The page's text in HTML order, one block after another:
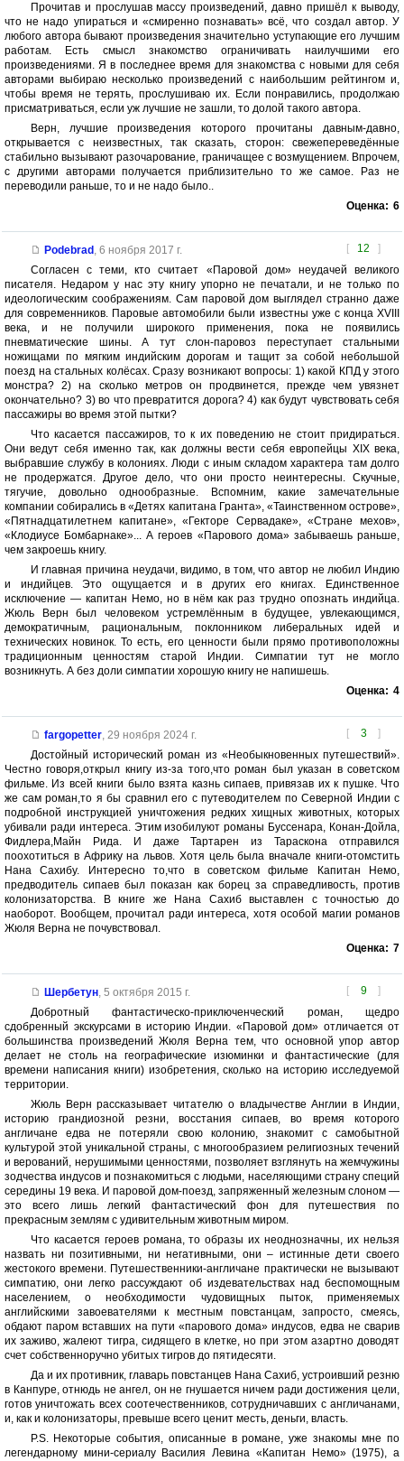
Прочитав и прослушав массу произведений, давно пришёл к выводу,
что не надо упираться и «смиренно познавать» всё, что создал автор. У
любого автора бывают произведения значительно уступающие его лучшим
работам. Есть смысл знакомство ограничивать наилучшими его
произведениями. Я в последнее время для знакомства с новыми для себя
авторами выбираю несколько произведений с наибольшим рейтингом и,
чтобы время не терять, прослушиваю их. Если понравились, продолжаю
присматриваться, если уж лучшие не зашли, то долой такого автора.
Верн, лучшие произведения которого прочитаны давным-давно,
открывается с неизвестных, так сказать, сторон: свежепереведённые
стабильно вызывают разочарование, граничащее с возмущением. Впрочем,
с другими авторами получается приблизительно то же самое. Раз не
переводили раньше, то и не надо было..
Оценка: 6
[ 12 ]
Podebrad , 6 ноября 2017 г.
Согласен с теми, кто считает «Паровой дом» неудачей великого
писателя. Недаром у нас эту книгу упорно не печатали, и не только по
идеологическим соображениям. Сам паровой дом выглядел странно даже
для современников. Паровые автомобили были известны уже с конца XVIII
века, и не получили широкого применения, пока не появились
пневматические шины. А тут слон-паровоз переступает стальными
ножищами по мягким индийским дорогам и тащит за собой небольшой
поезд на стальных колёсах. Сразу возникают вопросы: 1) какой КПД у этого
монстра? 2) на сколько метров он продвинется, прежде чем увязнет
окончательно? 3) во что превратится дорога? 4) как будут чувствовать себя
пассажиры во время этой пытки?
Что касается пассажиров, то к их поведению не стоит придираться.
Они ведут себя именно так, как должны вести себя европейцы XIX века,
выбравшие службу в колониях. Люди с иным складом характера там долго
не продержатся. Другое дело, что они просто неинтересны. Скучные,
тягучие, довольно однообразные. Вспомним, какие замечательные
компании собирались в «Детях капитана Гранта», «Таинственном острове»,
«Пятнадцатилетнем капитане», «Гекторе Сервадаке», «Стране мехов»,
«Клодиусе Бомбарнаке»... А героев «Парового дома» забываешь раньше,
чем закроешь книгу.
И главная причина неудачи, видимо, в том, что автор не любил Индию
и индийцев. Это ощущается и в других его книгах. Единственное
исключение — капитан Немо, но в нём как раз трудно опознать индийца.
Жюль Верн был человеком устремлённым в будущее, увлекающимся,
демократичным, рациональным, поклонником либеральных идей и
технических новинок. То есть, его ценности были прямо противоположны
традиционным ценностям старой Индии. Симпатии тут не могло
возникнуть. А без доли симпатии хорошую книгу не напишешь.
Оценка: 4
[ 3 ]
fargopetter, 29 ноября 2024 г.
Достойный исторический роман из «Необыкновенных путешествий».
Честно говоря,открыл книгу из-за того,что роман был указан в советском
фильме. Из всей книги было взята казнь сипаев, привязав их к пушке. Что
же сам роман,то я бы сравнил его с путеводителем по Северной Индии с
подробной инструкцией уничтожения редких хищных животных, которых
убивали ради интереса. Этим изобилуют романы Буссенара, Конан-Дойла,
Фидлера,Майн Рида. И даже Тартарен из Тараскона отправился
поохотиться в Африку на львов. Хотя цель была вначале книги-отомстить
Нана Сахибу. Интересно то,что в советском фильме Капитан Немо,
предводитель сипаев был показан как борец за справедливость, против
колонизаторства. В книге же Нана Сахиб выставлен с точностью до
наоборот. Вообщем, прочитал ради интереса, хотя особой магии романов
Жюля Верна не почувствовал.
Оценка: 7
[ 9 ]
Шербетун, 5 октября 2015 г.
Добротный фантастическо-приключенческий роман, щедро
сдобренный экскурсами в историю Индии. «Паровой дом» отличается от
большинства произведений Жюля Верна тем, что основной упор автор
делает не столь на географические изюминки и фантастические (для
времени написания книги) изобретения, сколько на историю исследуемой
территории.
Жюль Верн рассказывает читателю о владычестве Англии в Индии,
историю грандиозной резни, восстания сипаев, во время которого
англичане едва не потеряли свою колонию, знакомит с самобытной
культурой этой уникальной страны, с многообразием религиозных течений
и верований, нерушимыми ценностями, позволяет взглянуть на жемчужины
зодчества индусов и познакомиться с людьми, населяющими страну специй
середины 19 века. И паровой дом-поезд, запряженный железным слоном —
это всего лишь легкий фантастический фон для путешествия по
прекрасным землям с удивительным животным миром.
Что касается героев романа, то образы их неоднозначны, их нельзя
назвать ни позитивными, ни негативными, они – истинные дети своего
жестокого времени. Путешественники-англичане практически не вызывают
симпатию, они легко рассуждают об издевательствах над беспомощным
населением, о необходимости чудовищных пыток, применяемых
английскими завоевателями к местным повстанцам, запросто, смеясь,
обдают паром вставших на пути «парового дома» индусов, едва не сварив
их заживо, жалеют тигра, сидящего в клетке, но при этом азартно доводят
счет собственноручно убитых тигров до пятидесяти.
Да и их противник, главарь повстанцев Нана Сахиб, устроивший резню
в Канпуре, отнюдь не ангел, он не гнушается ничем ради достижения цели,
готов уничтожать всех соотечественников, сотрудничавших с англичанами,
и, как и колонизаторы, превыше всего ценит месть, деньги, власть.
P.S. Некоторые события, описанные в романе, уже знакомы мне по
легендарному мини-сериалу Василия Левина «Капитан Немо» (1975), а